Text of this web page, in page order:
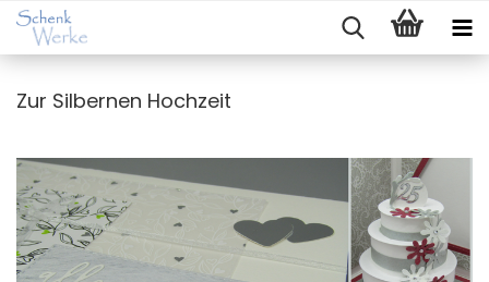
Zur Silbernen Hochzeit